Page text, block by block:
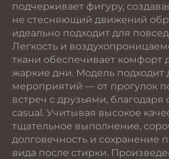
подчеркивает фигуру,
не стесняющий движений
идеально подходит для
Легкость и
ткани обеспечивает комфорт
жаркие дни. Модель подходит
мероприятий — от прогулок
встреч с друзьями, благодаря
casual. Учитывая высокое
тщательное выполнение,
долговечность и сохранение
вида после стирки.